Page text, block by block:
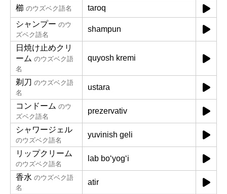
櫛 のウズベク語名
taroq
シャンプー のウ
ズベク語名
shampun
日焼け止めクリ
ーム のウズベク語
名
quyosh kremi
剃刀 のウズベク語
名
ustara
コンドーム のウ
ズベク語名
prezervativ
シャワージェル
のウズベク語名
yuvinish geli
リップクリーム
のウズベク語名
lab boʻyogʻi
香水 のウズベク語
名
atir